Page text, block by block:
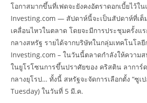
โอกาสมากขึ้นที่เฟดจะยังคงอัตราดอกเบี้ยไว้ใ
Investing.com — สัปดาห์นี้จะเป็นสัปดาห์ที่เต็
เคลื่อนไหวในตลาด โดยจะมีการประชุมครั้งแ
กลางสหรัฐ รายได้จากบริษัทในกลุ่มเทคโนโล
Investing.com – ในวันนี้ตลาดกำลังให้ความ
ในยูโรโซนการขึ้นปราศัยของ คริสติน ลาการ์
กลางยุโรป… ทั้งนี้ สหรัฐจะจัดการเลือกตั้ง “ซูเ
Tuesday) ในวันที่ 5 มี.ค.